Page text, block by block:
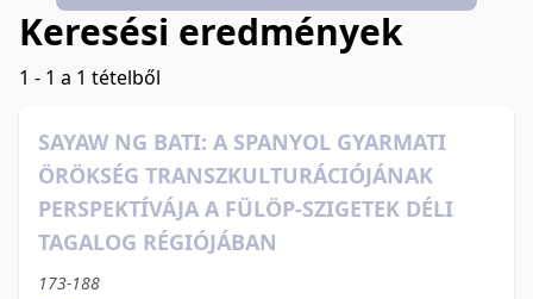
Keresési eredmények
1 - 1 a 1 tételből
SAYAW NG BATI: A SPANYOL GYARMATI
ÖRÖKSÉG TRANSZKULTURÁCIÓJÁNAK
PERSPEKTÍVÁJA A FÜLÖP-SZIGETEK DÉLI
TAGALOG RÉGIÓJÁBAN
173-188